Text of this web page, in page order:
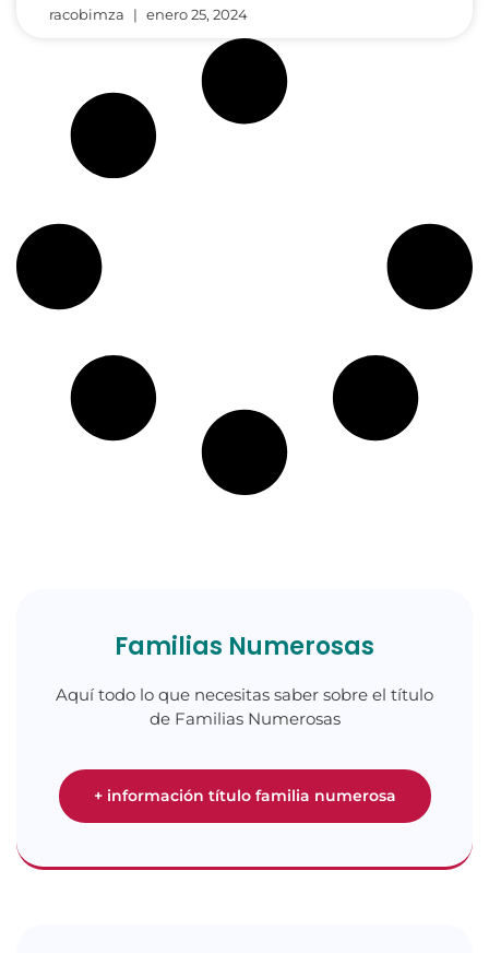
racobimza enero 25, 2024
Familias Numerosas
Aquí todo lo que necesitas saber sobre el título
de Familias Numerosas
+ información título familia numerosa